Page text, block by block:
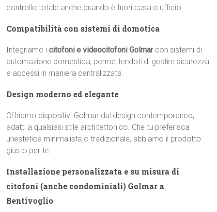
controllo totale anche quando è fuori casa o ufficio.
Compatibilità con sistemi di domotica
Integriamo icitofoni e videocitofoni Golmarcon sistemi di
automazione domestica, permettendoti di gestire sicurezza
e accessi in maniera centralizzata.
Design moderno ed elegante
Offriamo dispositivi Golmar dal design contemporaneo,
adatti a qualsiasi stile architettonico. Che tu preferisca
unestetica minimalista o tradizionale, abbiamo il prodotto
giusto per te.
Installazione personalizzata e su misura di
citofoni (anche condominiali) Golmar a
Bentivoglio